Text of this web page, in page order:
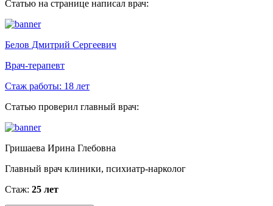
Статью на странице написал врач:
Белов Дмитрий Сергеевич
Врач-терапевт
Стаж работы: 18 лет
Статью проверил главный врач:
Гришаева Ирина Глебовна
Главный врач клиники, психиатр-нарколог
Стаж: 25 лет